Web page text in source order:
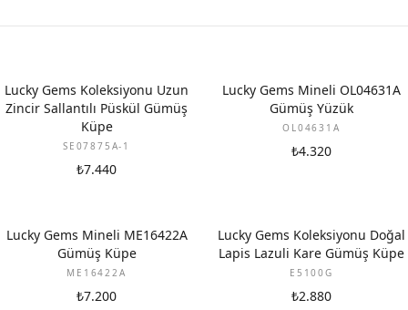
Lucky Gems Koleksiyonu Uzun
Zincir Sallantılı Püskül Gümüş
Küpe
SE07875A-1
₺7.440
Lucky Gems Mineli OL04631A
Gümüş Yüzük
OL04631A
₺4.320
Lucky Gems Mineli ME16422A
Gümüş Küpe
ME16422A
₺7.200
Lucky Gems Koleksiyonu Doğal
Lapis Lazuli Kare Gümüş Küpe
E5100G
₺2.880